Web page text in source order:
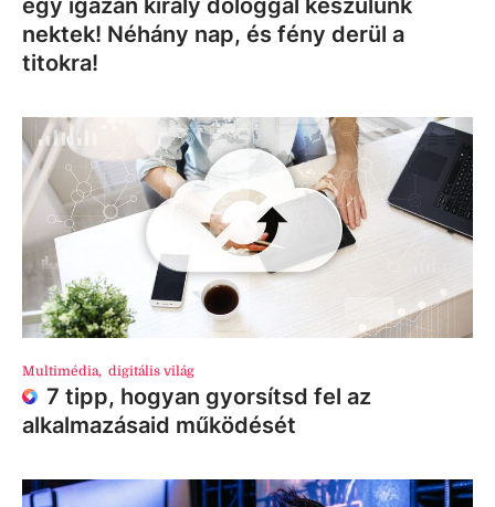
nektek! Néhány nap, és fény derül a
titokra!
Multimédia, digitális világ
7 tipp, hogyan gyorsítsd fel az
alkalmazásaid működését